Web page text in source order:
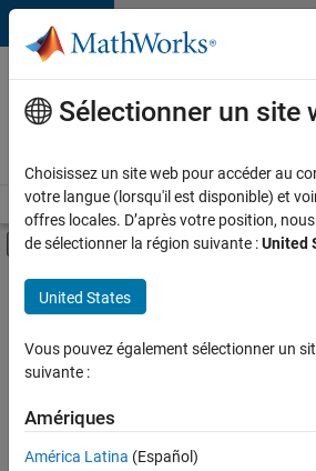
Passer au contenu
Votre
carrière
chez
Accueil Explorer nos opportunités
Activer/désactiver
Contenu principal
FILTRER PAR
Technologies de l’information
Ventes pour l'éducation
Ventes internes
Actuellement,
Sélectionner un site
Choisissez un site web pour accéder au
votre langue (lorsqu'il est disponible) et
offres locales. D’après votre position,
de sélectionner la région suivante :United
United States
Vous pouvez également sélectionner un
suivante :
Amériques
América Latina (Español)